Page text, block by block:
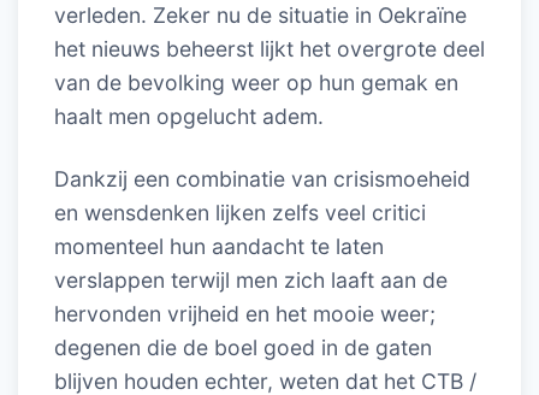
verleden. Zeker nu de situatie in Oekraïne
het nieuws beheerst lijkt het overgrote deel
van de bevolking weer op hun gemak en
haalt men opgelucht adem.
Dankzij een combinatie van crisismoeheid
en wensdenken lijken zelfs veel critici
momenteel hun aandacht te laten
verslappen terwijl men zich laaft aan de
hervonden vrijheid en het mooie weer;
degenen die de boel goed in de gaten
blijven houden echter, weten dat het CTB /